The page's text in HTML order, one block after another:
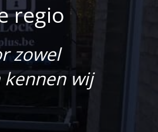
regio
zowel
wij